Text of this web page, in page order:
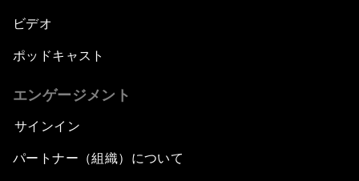
ビデオ
ポッドキャスト
エンゲージメント
サインイン
パートナー（組織）について